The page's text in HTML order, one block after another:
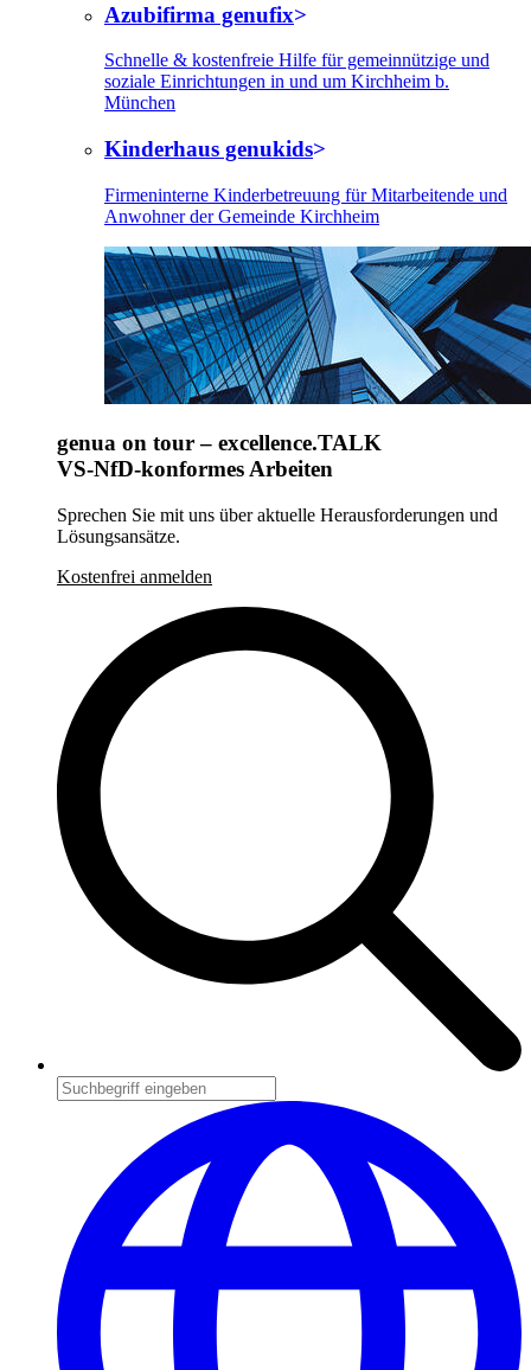
Azubifirma genufix
Schnelle & kostenfreie Hilfe für gemeinnützige und
soziale Einrichtungen in und um Kirchheim b.
München
Kinderhaus genukids
Firmeninterne Kinderbetreuung für Mitarbeitende und
Anwohner der Gemeinde Kirchheim
genua on tour – excellence.TALK
VS-NfD-konformes Arbeiten
Sprechen Sie mit uns über aktuelle Herausforderungen und
Lösungsansätze.
Kostenfrei anmelden